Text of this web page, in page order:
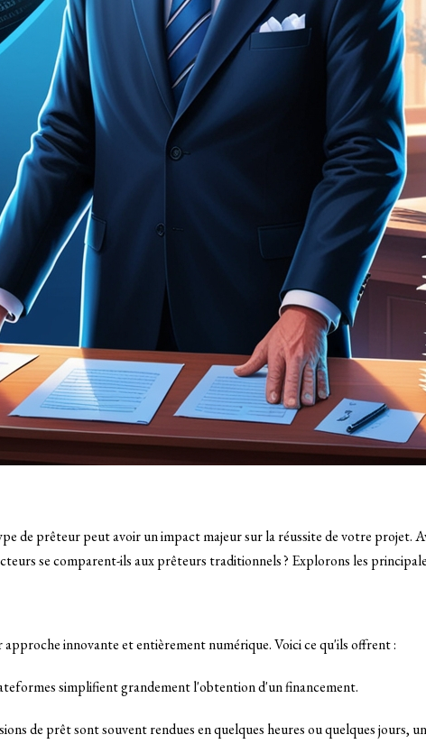
de prêteur peut avoir un impact majeur sur la réussite de votre projet.
se comparent-ils aux prêteurs traditionnels ? Explorons les
innovante et entièrement numérique. Voici ce qu'ils offrent :
simplifient grandement l'obtention d'un financement.
de prêt sont souvent rendues en quelques heures ou quelques